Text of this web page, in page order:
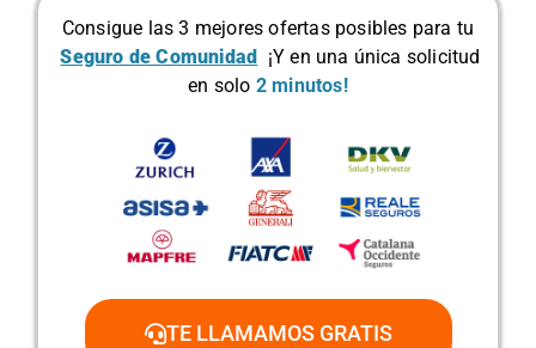
Consigue las 3 mejores ofertas posibles para tu
Seguro de Comunidad ¡Y en una única solicitud
en solo 2 minutos!
TE LLAMAMOS GRATIS